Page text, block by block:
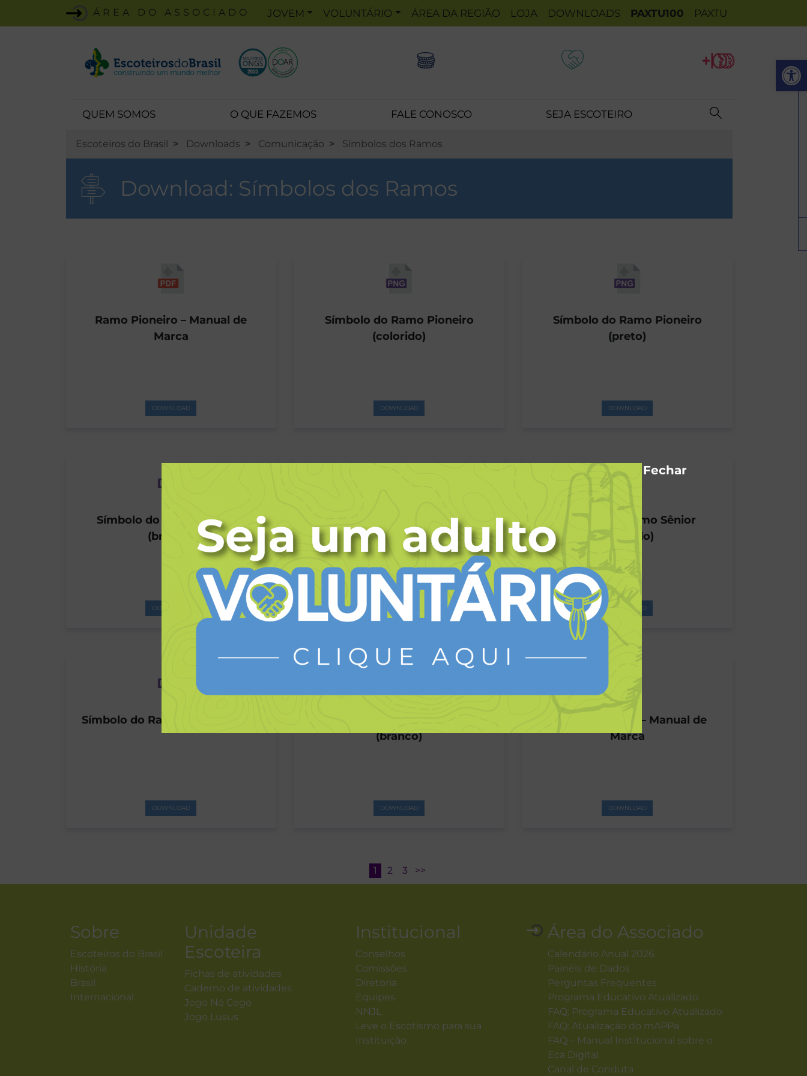
ÁREA DO ASSOCIADO JOVEM VOLUNTÁRIO ÁREA DA REGIÃO LOJA DOWNLOADS PAXTU100 PAXTU
QUEM SOMOS O QUE FAZEMOS FALE CONOSCO SEJA ESCOTEIRO
Escoteiros do Brasil Downloads Comunicação Símbolos dos Ramos
Download: Símbolos dos Ramos
Ramo Pioneiro – Manual de
Marca
DOWNLOAD
Símbolo do Ramo Pioneiro
(colorido)
DOWNLOAD
Símbolo do Ramo Pioneiro
(preto)
DOWNLOAD
Símbolo do Ramo Pioneiro
(branco)
DOWNLOAD
Ramo Sênior – Manual de Marca
DOWNLOAD
Símbolo do Ramo Sênior
(colorido)
DOWNLOAD
Símbolo do Ramo Sênior (preto)
DOWNLOAD
(branco)
DOWNLOAD
Ramo Escoteiro – Manual de
Marca
DOWNLOAD
1 2 3 >>
Sobre
Escoteiros do Brasil
História
Brasil
Internacional
Unidade
Escoteira
Fichas de atividades
Caderno de atividades
Jogo Nó Cego
Jogo Lusus
Institucional
Conselhos
Comissões
Diretoria
Equipes
NNJL
Leve o Escotismo para sua
Instituição
Área do Associado
Calendário Anual 2026
Painéis de Dados
Perguntas Frequentes
Programa Educativo Atualizado
FAQ: Programa Educativo Atualizado
FAQ: Atualização do mAPPa
FAQ – Manual Institucional sobre o
Eca Digital
Canal de Conduta
Fechar